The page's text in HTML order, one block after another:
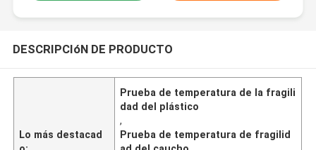
DESCRIPCIóN DE PRODUCTO
Lo más destacad
Prueba de temperatura de la fragili
dad del plástico
,
Prueba de temperatura de fragilid